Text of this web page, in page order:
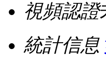
視頻認證
統計信息